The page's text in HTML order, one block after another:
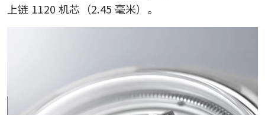
上链 1120 机芯（2.45 毫米）。